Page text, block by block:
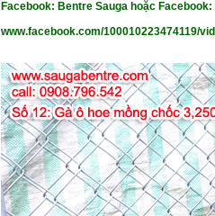
Facebook: Bentre Sauga hoặc Facebook:
www.facebook.com/100010223474119/